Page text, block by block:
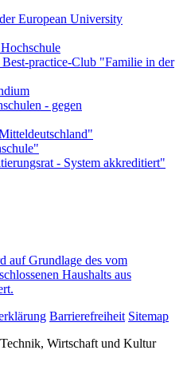
Grundlage des vom
Haushalts aus
Barrierefreiheit Sitemap
Wirtschaft und Kultur